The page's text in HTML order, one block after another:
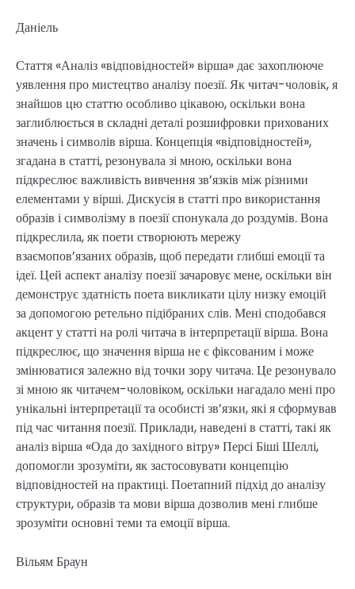
Даніель
Стаття «Аналіз «відповідностей» вірша» дає захоплююче
уявлення про мистецтво аналізу поезії. Як читач-чоловік, я
знайшов цю статтю особливо цікавою, оскільки вона
заглиблюється в складні деталі розшифровки прихованих
значень і символів вірша. Концепція «відповідностей»,
згадана в статті, резонувала зі мною, оскільки вона
підкреслює важливість вивчення зв’язків між різними
елементами у вірші. Дискусія в статті про використання
образів і символізму в поезії спонукала до роздумів. Вона
підкреслила, як поети створюють мережу
взаємопов’язаних образів, щоб передати глибші емоції та
ідеї. Цей аспект аналізу поезії зачаровує мене, оскільки він
демонструє здатність поета викликати цілу низку емоцій
за допомогою ретельно підібраних слів. Мені сподобався
акцент у статті на ролі читача в інтерпретації вірша. Вона
підкреслює, що значення вірша не є фіксованим і може
змінюватися залежно від точки зору читача. Це резонувало
зі мною як читачем-чоловіком, оскільки нагадало мені про
унікальні інтерпретації та особисті зв’язки, які я сформував
під час читання поезії. Приклади, наведені в статті, такі як
аналіз вірша «Ода до західного вітру» Персі Біші Шеллі,
допомогли зрозуміти, як застосовувати концепцію
відповідностей на практиці. Поетапний підхід до аналізу
структури, образів та мови вірша дозволив мені глибше
зрозуміти основні теми та емоції вірша.
Вільям Браун